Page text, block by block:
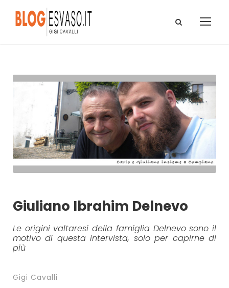
Giuliano Ibrahim Delnevo
Le origini valtaresi della famiglia Delnevo sono il
motivo di questa intervista, solo per capirne di
più
Gigi Cavalli